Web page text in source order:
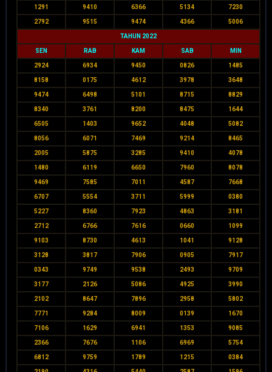
1291 9410 6366 5134 7230
2792 9515 9474 4366 5006
TAHUN 2022
SEN RAB KAM SAB MIN
2924 6934 9450 0826 1485
8158 0175 4612 3978 3648
9474 6498 5101 8715 8829
8340 3761 8200 8475 1644
6505 1403 9652 4048 5082
8056 6071 7469 9214 8465
2005 5875 3285 9410 4078
1480 6119 6650 7960 8078
9469 7585 7011 4587 7668
6707 5554 3711 5999 0380
5227 8360 7923 4863 3181
2712 6766 7616 0660 1099
9103 8730 4613 1041 9128
3128 3817 7906 0905 7917
0343 9749 9538 2493 9709
3177 2126 5086 4925 3990
2102 8647 7896 2958 5802
7771 9284 8009 0139 1670
7106 1629 6941 1353 9085
2366 7676 1106 6969 5754
6812 9759 1789 1215 0384